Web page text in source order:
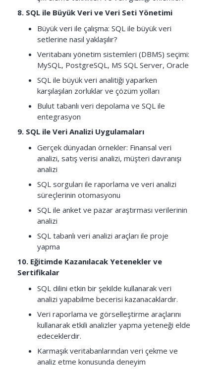
8. SQL ile Büyük Veri ve Veri Seti Yönetimi
Büyük veri ile çalışma: SQL ile büyük veri
setlerine nasıl yaklaşılır?
Veritabanı yönetim sistemleri (DBMS) seçimi:
MySQL, PostgreSQL, MS SQL Server, Oracle
SQL ile büyük veri analitiği yaparken
karşılaşılan zorluklar ve çözüm yolları
Bulut tabanlı veri depolama ve SQL ile
entegrasyon
9. SQL ile Veri Analizi Uygulamaları
Gerçek dünyadan örnekler: Finansal veri
analizi, satış verisi analizi, müşteri davranışı
analizi
SQL sorguları ile raporlama ve veri analizi
süreçlerinin otomasyonu
SQL ile anket ve pazar araştırması verilerinin
analizi
SQL tabanlı veri analizi araçları ile proje
yapma
10. Eğitimde Kazanılacak Yetenekler ve
Sertifikalar
SQL dilini etkin bir şekilde kullanarak veri
analizi yapabilme becerisi kazanacaklardır.
Veri raporlama ve görselleştirme araçlarını
kullanarak etkili analizler yapma yeteneği elde
edeceklerdir.
Karmaşık veritabanlarından veri çekme ve
analiz etme konusunda deneyim